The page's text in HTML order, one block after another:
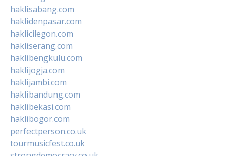
haklisabang.com
haklidenpasar.com
haklicilegon.com
hakliserang.com
haklibengkulu.com
haklijogja.com
haklijambi.com
haklibandung.com
haklibekasi.com
haklibogor.com
perfectperson.co.uk
tourmusicfest.co.uk